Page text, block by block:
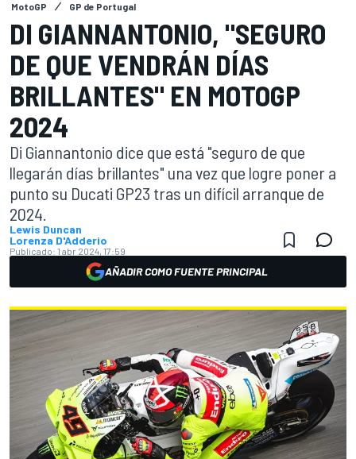
MotoGP GP de Portugal
DI GIANNANTONIO, "SEGURO
DE QUE VENDRÁN DÍAS
BRILLANTES" EN MOTOGP
2024
Di Giannantonio dice que está "seguro de que
llegarán días brillantes" una vez que logre poner a
punto su Ducati GP23 tras un difícil arranque de
2024.
Lewis Duncan
Lorenza D'Adderio
Publicado: 1 abr 2024, 17:59
AÑADIR COMO FUENTE PRINCIPAL